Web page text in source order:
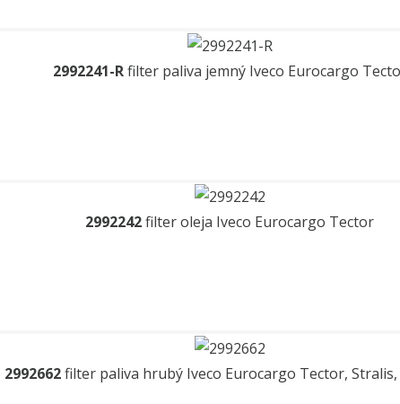
2992241-Rfilter paliva jemný Iveco Eurocargo
2992242filter oleja Iveco Eurocargo Tector
2992662filter paliva hrubý Iveco Eurocargo Tector,